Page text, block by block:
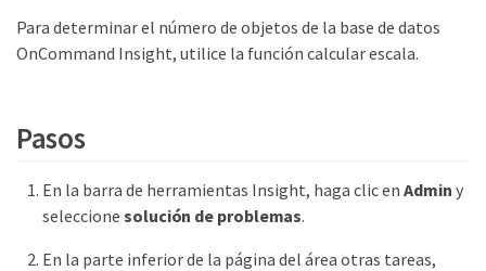
Para determinar el número de objetos de la base de datos
OnCommand Insight, utilice la función calcular escala.
Pasos
En la barra de herramientas Insight, haga clic en Admin y
seleccione solución de problemas.
En la parte inferior de la página del área otras tareas,